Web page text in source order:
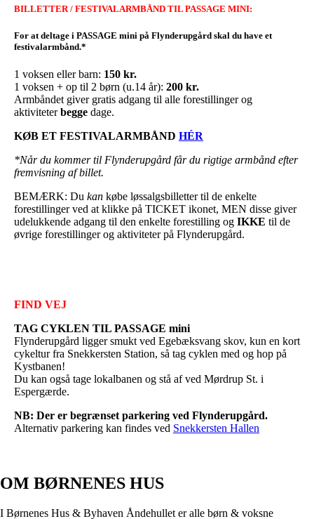
BILLETTER / FESTIVALARMBÅND TIL PASSAGE MINI:
For at deltage i PASSAGE mini på Flynderupgård skal du have et
festivalarmbånd.*
1 voksen eller barn: 150 kr.
1 voksen + op til 2 børn (u.14 år): 200 kr.
Armbåndet giver gratis adgang til alle forestillinger og
aktiviteterbegge dage.
KØB ET FESTIVALARMBÅND HÉR
*Når du kommer til Flynderupgård får du rigtige armbånd efter
fremvisning af billet.
BEMÆRK: Du kan købe løssalgsbilletter til de enkelte
forestillinger ved at klikke på TICKET ikonet, MEN disse giver
udelukkende adgang til den enkelte forestilling og IKKE til de
øvrige forestillinger og aktiviteter på Flynderupgård.
FIND VEJ
TAG CYKLEN TIL PASSAGE mini
Flynderupgård ligger smukt ved Egebæksvang skov, kun en kort
cykeltur fra Snekkersten Station, så tag cyklen med og hop på
Kystbanen!
Du kan også tage lokalbanen og stå af ved Mørdrup St. i
Espergærde.
NB: Der er begrænset parkering ved Flynderupgård.
Alternativ parkering kan findes ved Snekkersten Hallen
OM BØRNENES HUS
I Børnenes Hus & Byhaven Åndehullet er alle børn & voksne